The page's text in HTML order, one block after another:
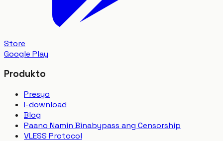
Store
Google Play
Produkto
Presyo
I-download
Blog
Paano Namin Binabypass ang Censorship
VLESS Protocol